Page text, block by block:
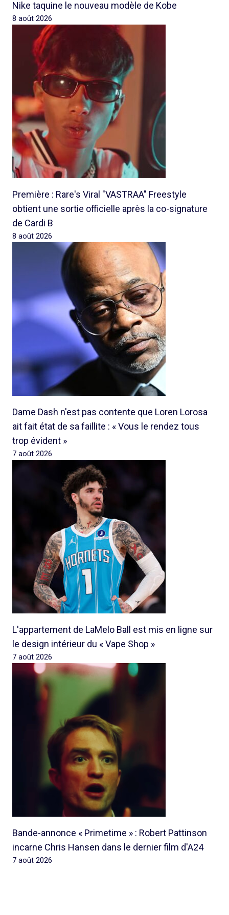
Nike taquine le nouveau modèle de Kobe
8 août 2026
Première : Rare's Viral "VASTRAA" Freestyle
obtient une sortie officielle après la co-signature
de Cardi B
8 août 2026
Dame Dash n'est pas contente que Loren Lorosa
ait fait état de sa faillite : « Vous le rendez tous
trop évident »
7 août 2026
L'appartement de LaMelo Ball est mis en ligne sur
le design intérieur du « Vape Shop »
7 août 2026
Bande-annonce « Primetime » : Robert Pattinson
incarne Chris Hansen dans le dernier film d'A24
7 août 2026